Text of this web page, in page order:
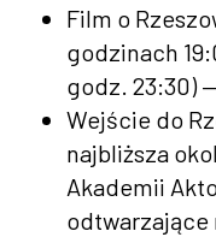
Film o
godzinach
godz. 23:30)
Wejście do
najbliższa
Akademii
odtwarzające